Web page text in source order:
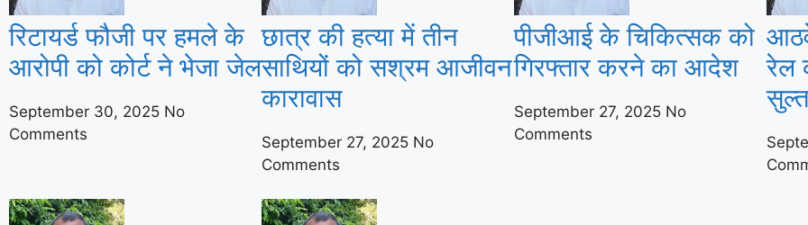
रिटायर्ड फौजी पर हमले के
आरोपी को कोर्ट ने भेजा जेल
September 30, 2025 No
Comments
छात्र की हत्या में तीन
साथियों को सश्रम आजीवन
कारावास
September 27, 2025 No
Comments
पीजीआई के चिकित्सक को
गिरफ्तार करने का आदेश
September 27, 2025 No
Comments
रेल